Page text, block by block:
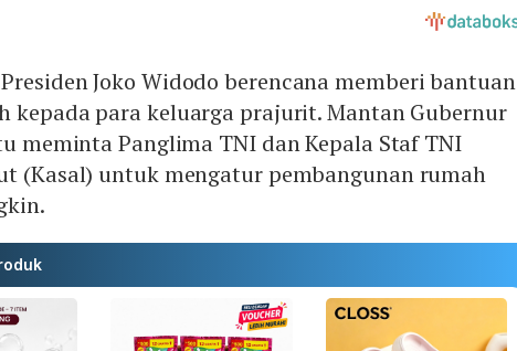
Joko Widodo berencana memberi bantuan
kepada para keluarga prajurit. Mantan Gubernur
meminta Panglima TNI dan Kepala Staf TNI
(Kasal) untuk mengatur pembangunan rumah